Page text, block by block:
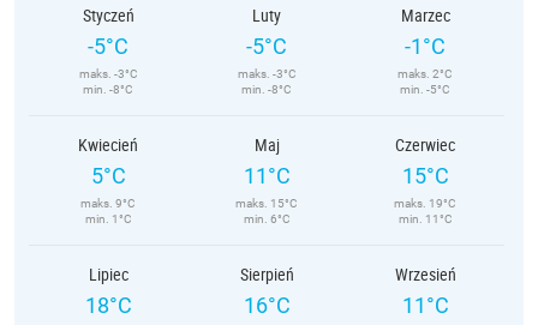
Styczeń
-5°C
maks. -3°C
min. -8°C
Luty
-5°C
maks. -3°C
min. -8°C
Marzec
-1°C
maks. 2°C
min. -5°C
Kwiecień
5°C
maks. 9°C
min. 1°C
Maj
11°C
maks. 15°C
min. 6°C
Czerwiec
15°C
maks. 19°C
min. 11°C
Lipiec
18°C
Sierpień
16°C
Wrzesień
11°C